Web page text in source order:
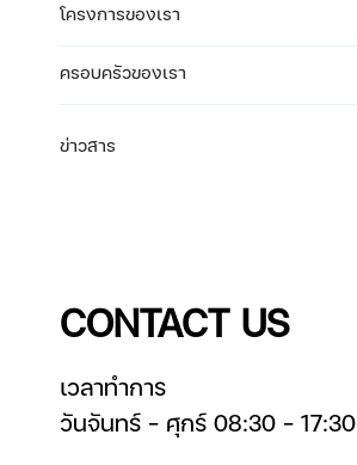
โครงการของเรา
ครอบครัวของเรา
ข่าวสาร
CONTACT US
เวลาทำการ
วันจันทร์ – ศุกร์ 08:30 – 17:30